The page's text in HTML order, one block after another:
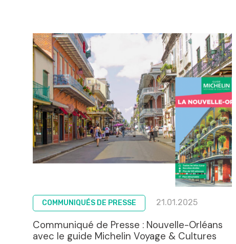
COMMUNIQUÉS DE PRESSE 21.01.2025
Communiqué de Presse : Nouvelle-Orléans
avec le guide Michelin Voyage & Cultures